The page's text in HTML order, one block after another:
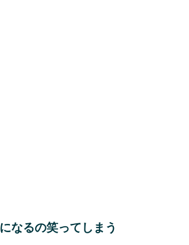
なるの笑ってしまう